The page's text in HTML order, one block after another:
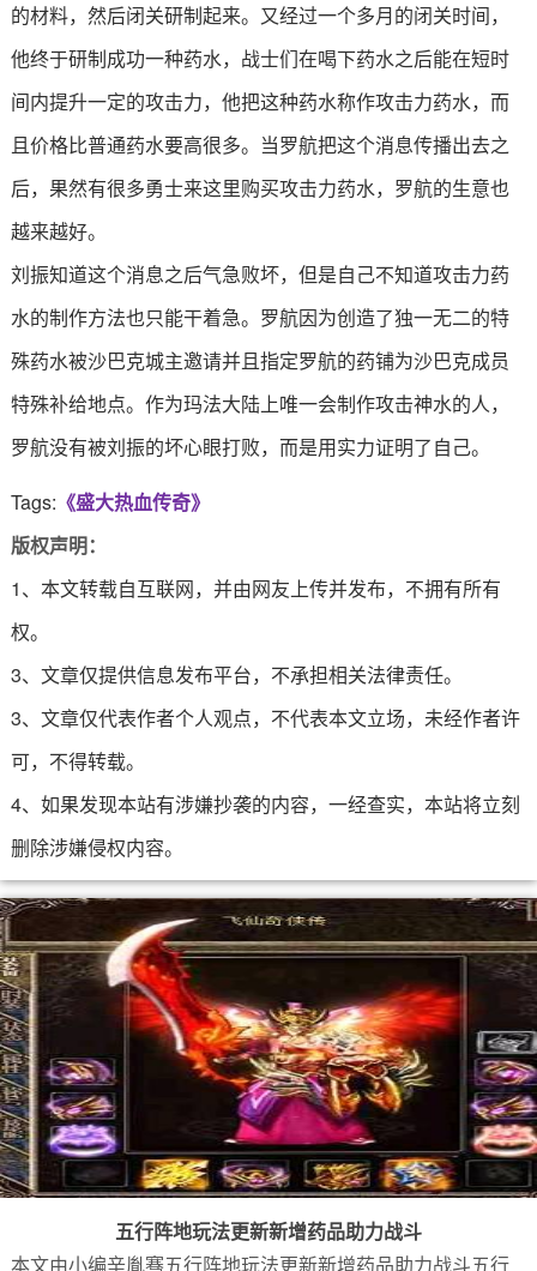
的材料，然后闭关研制起来。又经过一个多月的闭关时间，
他终于研制成功一种药水，战士们在喝下药水之后能在短时
间内提升一定的攻击力，他把这种药水称作攻击力药水，而
且价格比普通药水要高很多。当罗航把这个消息传播出去之
后，果然有很多勇士来这里购买攻击力药水，罗航的生意也
越来越好。
刘振知道这个消息之后气急败坏，但是自己不知道攻击力药
水的制作方法也只能干着急。罗航因为创造了独一无二的特
殊药水被沙巴克城主邀请并且指定罗航的药铺为沙巴克成员
特殊补给地点。作为玛法大陆上唯一会制作攻击神水的人，
罗航没有被刘振的坏心眼打败，而是用实力证明了自己。
Tags: 《盛大热血传奇》
版权声明：
1、本文转载自互联网，并由网友上传并发布，不拥有所有
权。
3、文章仅提供信息发布平台，不承担相关法律责任。
3、文章仅代表作者个人观点，不代表本文立场，未经作者许
可，不得转载。
4、如果发现本站有涉嫌抄袭的内容，一经查实，本站将立刻
删除涉嫌侵权内容。
五行阵地玩法更新新增药品助力战斗
本文由小编辛胤骞五行阵地玩法更新新增药品助力战斗五行